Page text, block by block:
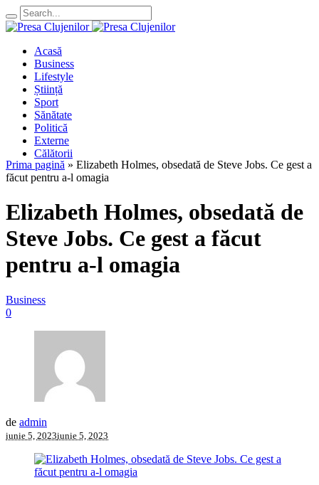
Acasă
Business
Lifestyle
Știință
Sport
Sănătate
Politică
Externe
Călătorii
Prima pagină » Elizabeth Holmes, obsedată de Steve Jobs. Ce gest a
făcut pentru a-l omagia
Elizabeth Holmes, obsedată de
Steve Jobs. Ce gest a făcut
pentru a-l omagia
Business
0
de admin
iunie 5, 2023iunie 5, 2023